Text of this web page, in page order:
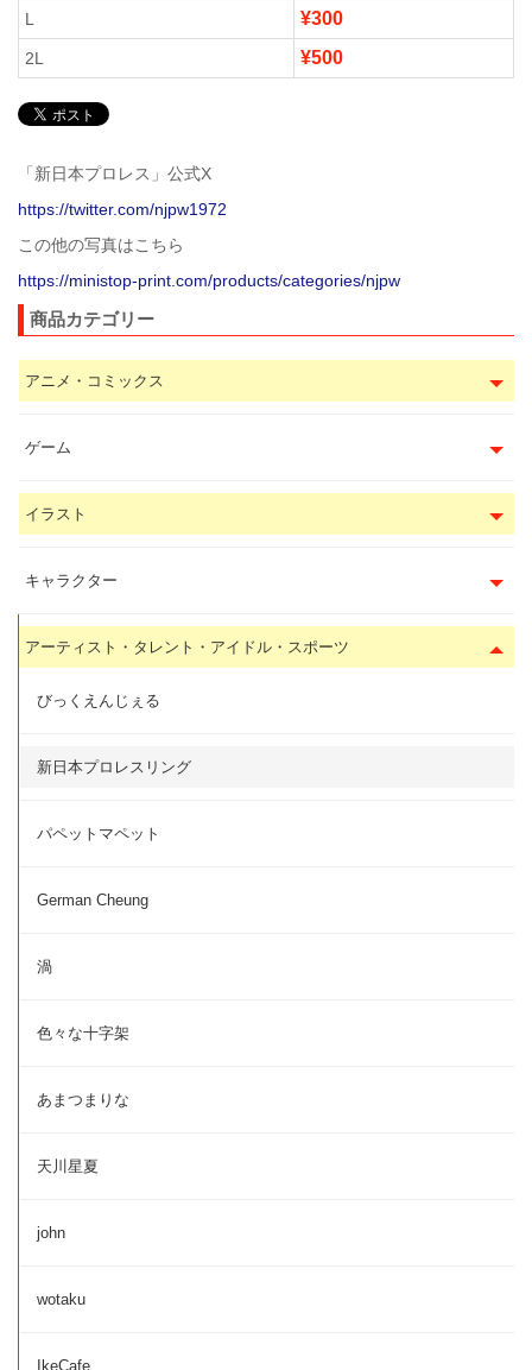
L ¥300
2L ¥500
「新日本プロレス」公式X
https://twitter.com/njpw1972
この他の写真はこちら
https://ministop-print.com/products/categories/njpw
商品カテゴリー
アニメ・コミックス
ゲーム
イラスト
キャラクター
アーティスト・タレント・アイドル・スポーツ
びっくえんじぇる
新日本プロレスリング
パペットマペット
German Cheung
渦
色々な十字架
あまつまりな
天川星夏
john
wotaku
IkeCafe